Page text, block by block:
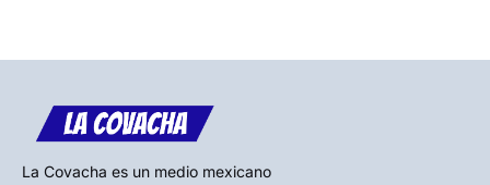
La Covacha es un medio mexicano